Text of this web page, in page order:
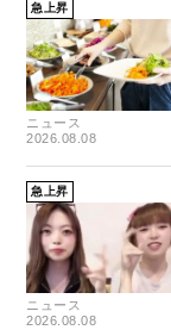
急上昇
ニュース
2026.08.08
急上昇
ニュース
2026.08.08